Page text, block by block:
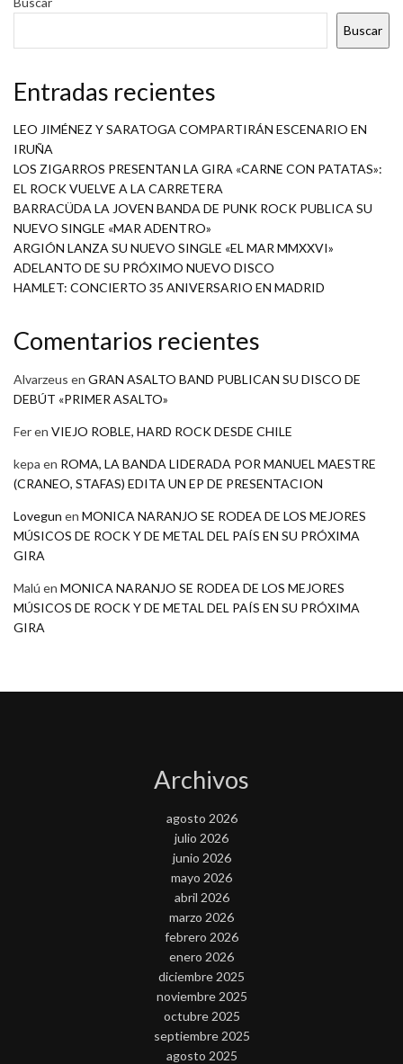
Buscar
Entradas recientes
LEO JIMÉNEZ Y SARATOGA COMPARTIRÁN ESCENARIO EN
IRUÑA
LOS ZIGARROS PRESENTAN LA GIRA «CARNE CON PATATAS»:
EL ROCK VUELVE A LA CARRETERA
BARRACÜDA LA JOVEN BANDA DE PUNK ROCK PUBLICA SU
NUEVO SINGLE «MAR ADENTRO»
ARGIÓN LANZA SU NUEVO SINGLE «EL MAR MMXXVI»
ADELANTO DE SU PRÓXIMO NUEVO DISCO
HAMLET: CONCIERTO 35 ANIVERSARIO EN MADRID
Comentarios recientes
Alvarzeus en GRAN ASALTO BAND PUBLICAN SU DISCO DE
DEBÚT «PRIMER ASALTO»
Feren VIEJO ROBLE, HARD ROCK DESDE CHILE
kepa en ROMA, LA BANDA LIDERADA POR MANUEL MAESTRE
(CRANEO, STAFAS) EDITA UN EP DE PRESENTACION
Lovegun en MONICA NARANJO SE RODEA DE LOS MEJORES
MÚSICOS DE ROCK Y DE METAL DEL PAÍS EN SU PRÓXIMA
GIRA
Malú en MONICA NARANJO SE RODEA DE LOS MEJORES
MÚSICOS DE ROCK Y DE METAL DEL PAÍS EN SU PRÓXIMA
GIRA
Archivos
agosto 2026
julio 2026
junio 2026
mayo 2026
abril 2026
marzo 2026
febrero 2026
enero 2026
diciembre 2025
noviembre 2025
octubre 2025
septiembre 2025
agosto 2025